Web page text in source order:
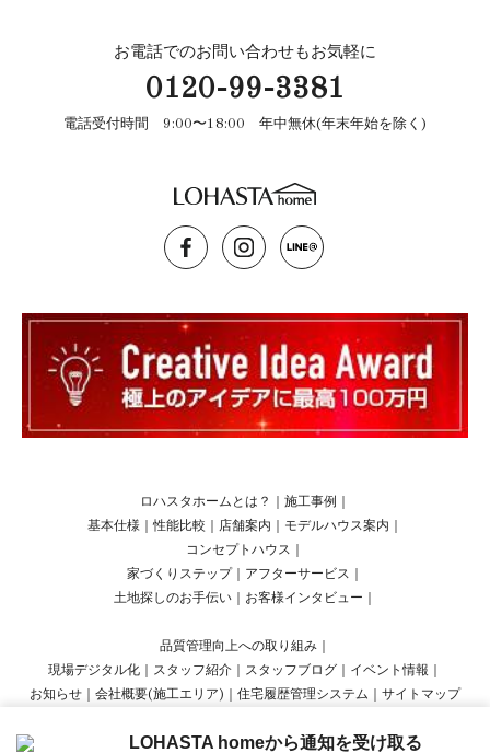
お電話でのお問い合わせもお気軽に
0120-99-3381
電話受付時間 9:00〜18:00 年中無休(年末年始を除く)
ロハスタホームとは？ 施工事例
基本仕様 ｜性能比較 店舗案内 モデルハウス案内
コンセプトハウス
家づくりステップ
アフターサービス
土地探しのお手伝い
お客様インタビュー
品質管理向上への取り組み
現場デジタル化
スタッフ紹介 スタッフブログ イベント情報
お知らせ
会社概要(施工エリア) 住宅履歴管理システム サイトマップ
LOHASTA homeから通知を受け取る